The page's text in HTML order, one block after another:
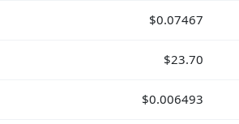
$0.07467
$23.70
$0.006493